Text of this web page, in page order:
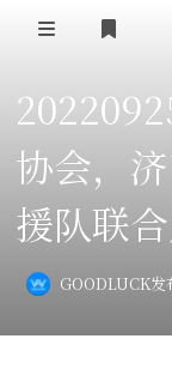
首 页
黄河事务
内部
关于
黄河
无线新闻
政策
活动
无线电资料
BA4II
器材专区
协会，
援队联
GOODLUCK发